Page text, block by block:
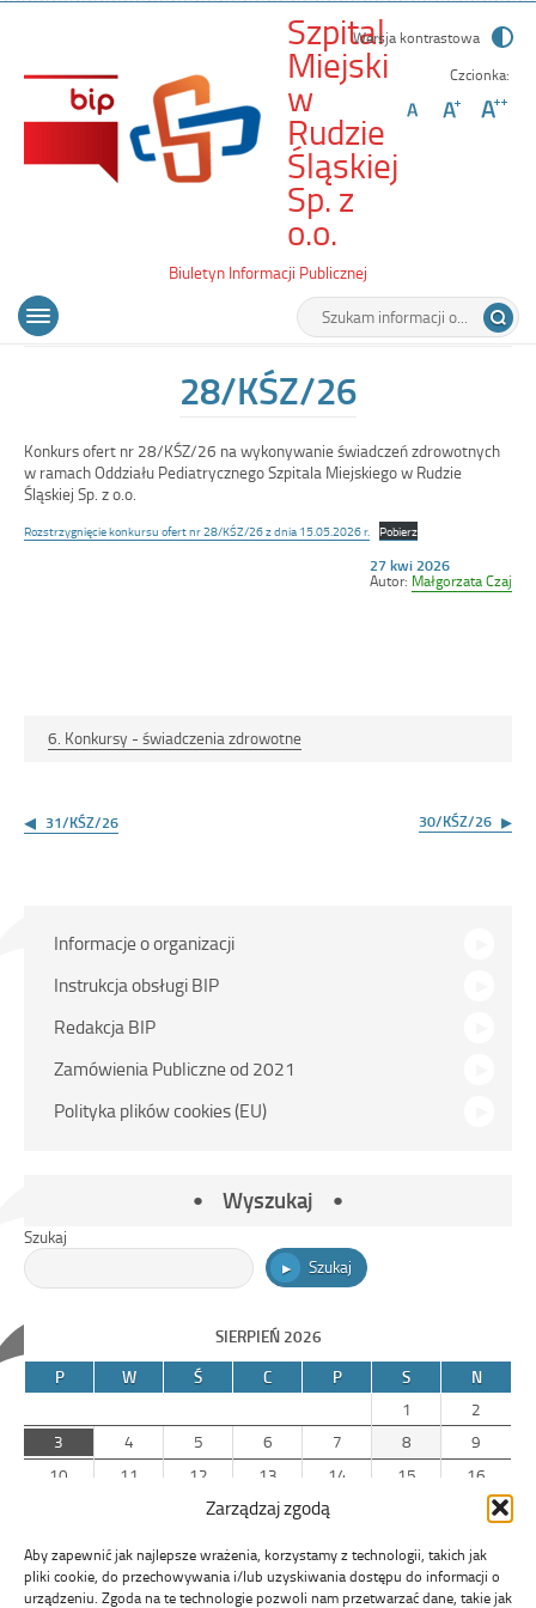
Zarządzaj zgodą
Aby zapewnić jak najlepsze wrażenia, korzystamy z technologii, takich jak
pliki cookie, do przechowywania i/lub uzyskiwania dostępu do informacji o
urządzeniu. Zgoda na te technologie pozwoli nam przetwarzać dane, takie jak
Szpital
Miejski
w
Rudzie
Śląskiej
Sp. z
o.o.
28/KŚZ/26
Biuletyn Informacji Publicznej
Wersja kontrastowa
Czcionka:
Wyszukiwarka
Tutaj
wpisz
Menu
główne
Otwórz
28/KŚZ/26
Konkurs ofert nr 28/KŚZ/26 na wykonywanie świadczeń zdrowotnych
w ramach Oddziału Pediatrycznego Szpitala Miejskiego w Rudzie
Śląskiej Sp. z o.o.
Rozstrzygnięcie konkursu ofert nr 28/KŚZ/26 z dnia 15.05.2026 r. Pobierz
Opublikowano
w
27 kwi 2026
Autor: Małgorzata Czaj
6. Konkursy - świadczenia zdrowotne
wpisu
31/KŚZ/26 30/KŚZ/26
Menu
główne
Informacje o organizacji
Instrukcja obsługi BIP
Redakcja BIP
Zamówienia Publiczne od 2021
Polityka plików cookies (EU)
Wyszukaj
Szukaj
Szukaj
SIERPIEŃ 2026
P
W Ś C P S
N
1
2
3
4 5 6 7 8
9
10
11 12 13 14 15
16
19 20 21
31